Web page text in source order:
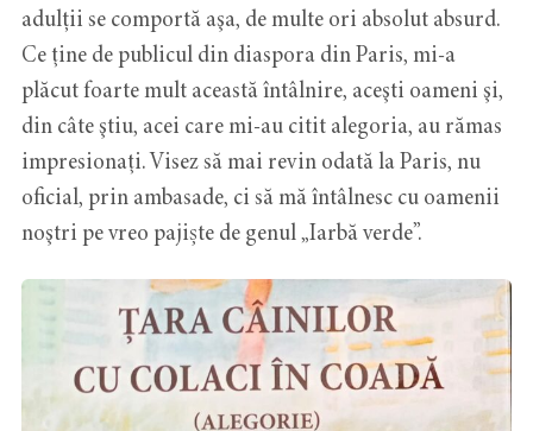
adulții se comportă aşa, de multe ori absolut absurd.
Ce ţine de publicul din diaspora din Paris, mi-a
plăcut foarte mult această întâlnire, aceşti oameni şi,
din câte ştiu, acei care mi-au citit alegoria, au rămas
impresionaţi. Visez să mai revin odată la Paris, nu
oficial, prin ambasade, ci să mă întâlnesc cu oamenii
noştri pe vreo pajiște de genul „Iarbă verde”.